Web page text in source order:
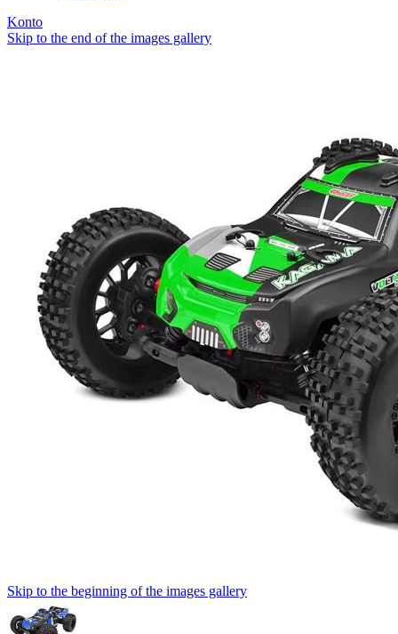
Konto
Skip to the end of the images gallery
Skip to the beginning of the images gallery